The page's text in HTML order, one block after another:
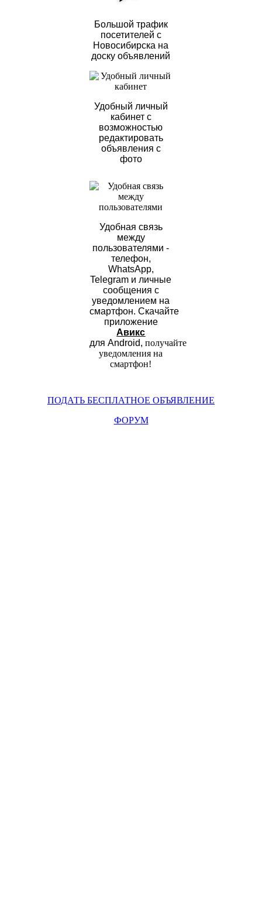
Большой трафик
посетителей с
Новосибирска на
доску объявлений
Удобный личный
кабинет с
возможностью
редактировать
объявления с
фото
Удобная связь
между
пользователями -
телефон,
WhatsApp,
Telegram и личные
сообщения с
уведомлением на
смартфон. Скачайте
приложение
Авикс
для Android, получайте
уведомления на
смартфон!
ПОДАТЬ БЕСПЛАТНОЕ ОБЪЯВЛЕНИЕ
ФОРУМ